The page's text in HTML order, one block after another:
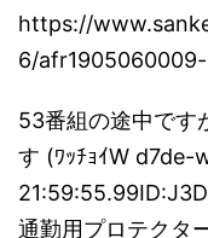
https://
6/afr1905060009-
53番組の途中です
す (ﾜｯﾁｮｲW
通勤用プロテクタ